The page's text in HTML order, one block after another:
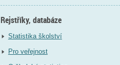
Rejstříky, databáze
Statistika školství
Pro veřejnost